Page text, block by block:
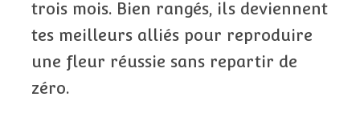
trois mois. Bien rangés, ils deviennent
tes meilleurs alliés pour reproduire
une fleur réussie sans repartir de
zéro.